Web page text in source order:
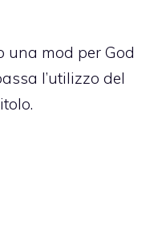
una mod per God
l’utilizzo del